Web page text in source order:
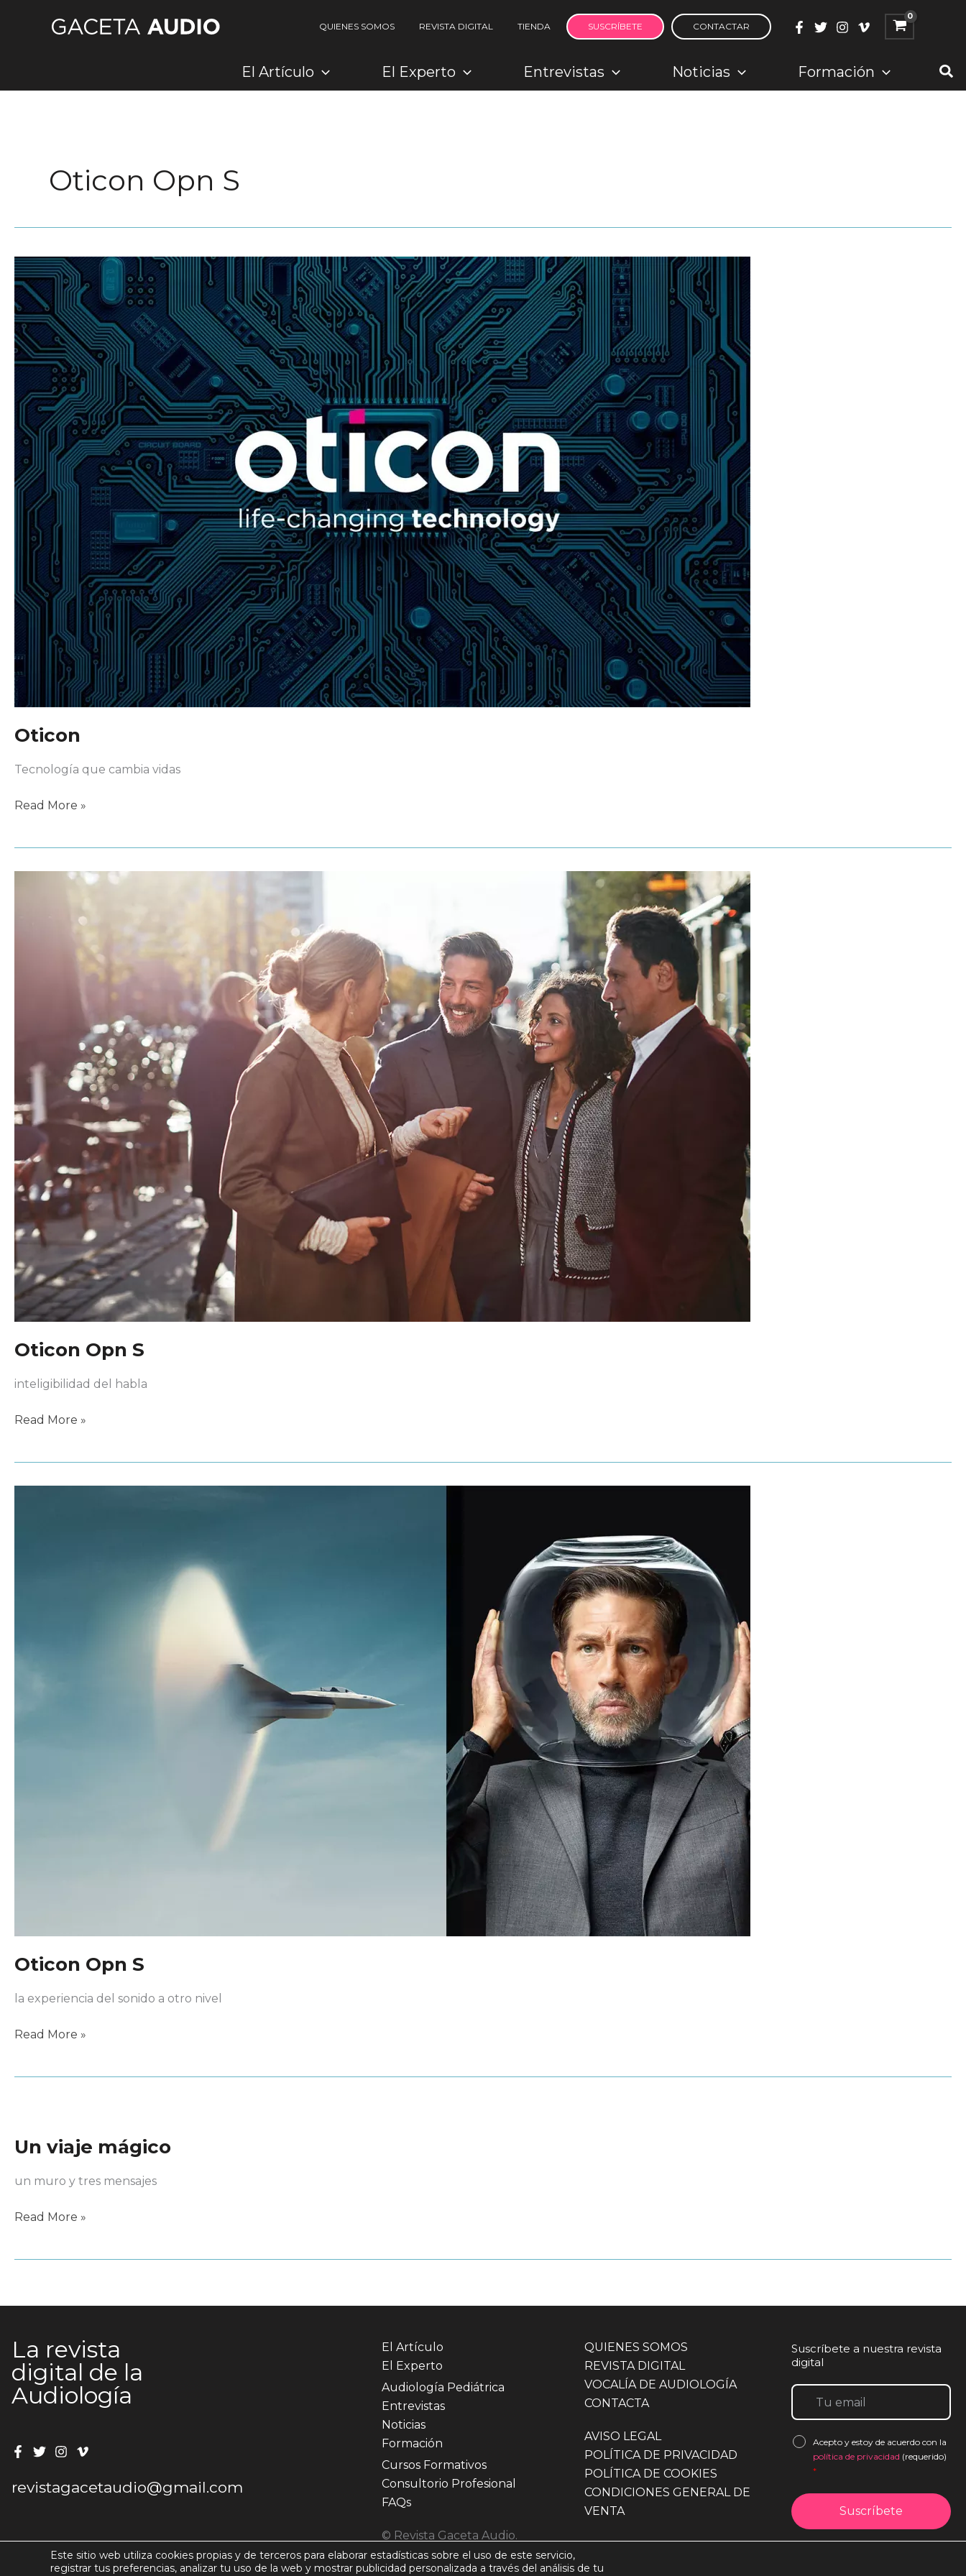
QUIENES SOMOS REVISTA DIGITAL TIENDA SUSCRÍBETE CONTACTAR
El Artículo El Experto Entrevistas Noticias Formación
Oticon Opn S
Oticon
Tecnología que cambia vidas
Oticon
Read More »
Oticon Opn S
inteligibilidad del habla
Oticon
Read More »
Oticon Opn S
la experiencia del sonido a otro nivel
Oticon
Read More »
Un viaje mágico
un muro y tres mensajes
Un
Read More »
La revista
digital de la
Audiología
revistagacetaudio@gmail.com
El Artículo
El Experto
Audiología Pediátrica
Entrevistas
Noticias
Formación
Cursos Formativos
Consultorio Profesional
FAQs
© Revista Gaceta Audio.
Vocalía de Audiología del
Consejo General de Colegios
QUIENES SOMOS
REVISTA DIGITAL
VOCALÍA DE AUDIOLOGÍA
CONTACTA
AVISO LEGAL
POLÍTICA DE PRIVACIDAD
POLÍTICA DE COOKIES
CONDICIONES GENERAL DE
VENTA
Suscríbete a nuestra revista
digital
Acepto y estoy de acuerdo con la
política de privacidad (requerido)
*
Este sitio web utiliza cookies propias y de terceros para elaborar estadísticas sobre el uso de este servicio,
registrar tus preferencias, analizar tu uso de la web y mostrar publicidad personalizada a través del análisis de tu